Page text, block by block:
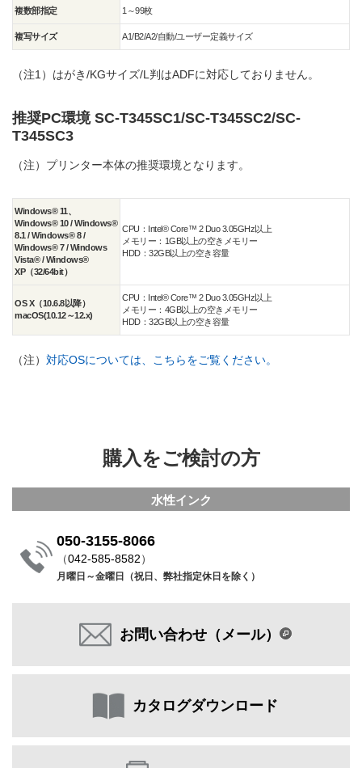
複数部指定 1～99枚
複写サイズ A1/B2/A2/自動/ユーザー定義サイズ
（注1） はがき/KGサイズ/L判はADFに対応しておりません。
推奨PC環境 SC-T345SC1/SC-T345SC2/SC-
T345SC3
（注）プリンター本体の推奨環境となります。
Windows® 11、
Windows® 10 / Windows®
8.1 / Windows® 8 /
Windows® 7 / Windows
Vista® / Windows®
XP（32/64bit）
CPU：Intel® Core™ 2 Duo 3.05GHz以上
メモリー：1GB以上の空きメモリー
HDD：32GB以上の空き容量
OS X（10.6.8以降）
macOS(10.12～12.x)
CPU：Intel® Core™ 2 Duo 3.05GHz以上
メモリー：4GB以上の空きメモリー
HDD：32GB以上の空き容量
（注） 対応OSについては、こちらをご覧ください。
購入をご検討の方
水性インク
050-3155-8066
（042-585-8582）
月曜日～金曜日（祝日、弊社指定休日を除く）
お問い合わせ（メール）
カタログダウンロード